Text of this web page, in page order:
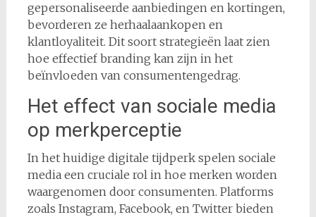
gepersonaliseerde aanbiedingen en kortingen,
bevorderen ze herhaalaankopen en
klantloyaliteit. Dit soort strategieën laat zien
hoe effectief branding kan zijn in het
beïnvloeden van consumentengedrag.
Het effect van sociale media
op merkperceptie
In het huidige digitale tijdperk spelen sociale
media een cruciale rol in hoe merken worden
waargenomen door consumenten. Platforms
zoals Instagram, Facebook, en Twitter bieden